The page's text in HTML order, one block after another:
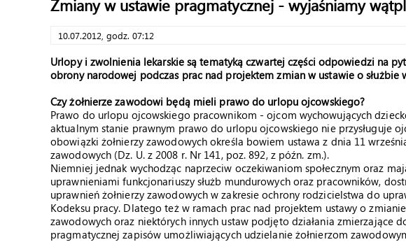
Zmiany w ustawie pragmatycznej - wyjaśniamy
10.07.2012, godz. 07:12
Urlopy i zwolnienia lekarskie są tematyką czwartej części odpowiedzi na
obrony narodowej podczas prac nad projektem zmian w ustawie o służbie
Czy żołnierze zawodowi będą mieli prawo do urlopu ojcowskiego?
Prawo do urlopu ojcowskiego pracownikom - ojcom wychowujących
aktualnym stanie prawnym prawo do urlopu ojcowskiego nie przysługuje
obowiązki żołnierzy zawodowych określa bowiem ustawa z dnia 11
zawodowych (Dz. U. z 2008 r. Nr 141, poz. 892, z późn. zm.).
Niemniej jednak wychodząc naprzeciw oczekiwaniom społecznym oraz
uprawnieniami funkcjonariuszy służb mundurowych oraz pracowników,
uprawnień żołnierzy zawodowych w zakresie ochrony rodzicielstwa do
Kodeksu pracy. Dlatego też w ramach prac nad projektem ustawy o
zawodowych oraz niektórych innych ustaw podjęto działania zmierzające
pragmatycznej zapisów umożliwiających udzielanie żołnierzom